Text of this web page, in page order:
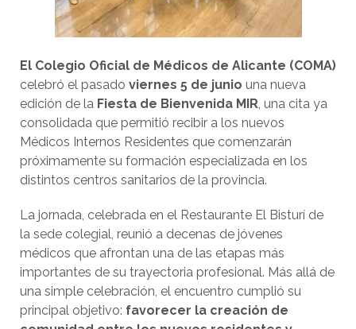
El Colegio Oficial de Médicos de Alicante (COMA)
celebró el pasado viernes 5 de junio una nueva
edición de la Fiesta de Bienvenida MIR, una cita ya
consolidada que permitió recibir a los nuevos
Médicos Internos Residentes que comenzarán
próximamente su formación especializada en los
distintos centros sanitarios de la provincia.
La jornada, celebrada en el Restaurante El Bisturí de
la sede colegial, reunió a decenas de jóvenes
médicos que afrontan una de las etapas más
importantes de su trayectoria profesional. Más allá de
una simple celebración, el encuentro cumplió su
principal objetivo: favorecer la creación de